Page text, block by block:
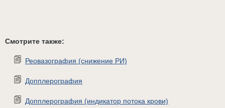
Смотрите также:
Реовазография (снижение РИ)
Допплерография
Допплерография (индикатор потока крови)